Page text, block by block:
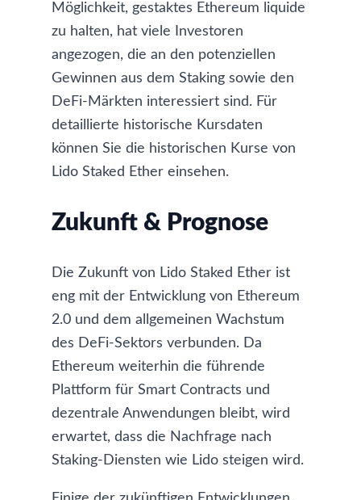
Möglichkeit, gestaktes Ethereum liquide
zu halten, hat viele Investoren
angezogen, die an den potenziellen
Gewinnen aus dem Staking sowie den
DeFi-Märkten interessiert sind. Für
detaillierte historische Kursdaten
können Sie die historischen Kurse von
Lido Staked Ether einsehen.
Zukunft & Prognose
Die Zukunft von Lido Staked Ether ist
eng mit der Entwicklung von Ethereum
2.0 und dem allgemeinen Wachstum
des DeFi-Sektors verbunden. Da
Ethereum weiterhin die führende
Plattform für Smart Contracts und
dezentrale Anwendungen bleibt, wird
erwartet, dass die Nachfrage nach
Staking-Diensten wie Lido steigen wird.